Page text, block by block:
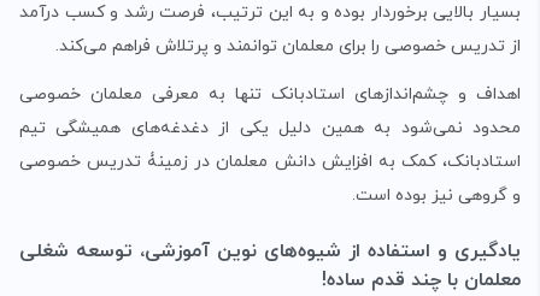
بسیار بالایی برخوردار بوده و به این ترتیب، فرصت رشد و کسب درآمد
از تدریس خصوصی را برای معلمان توانمند و پرتلاش فراهم می‌کند.
اهداف و چشم‌اندازهای استادبانک تنها به معرفی معلمان خصوصی
محدود نمی‌شود به همین دلیل یکی از دغدغه‌های همیشگی تیم
استادبانک، کمک به افزایش دانش معلمان در زمینۀ تدریس خصوصی
و گروهی نیز بوده است.
یادگیری و استفاده از شیوه‌های نوین آموزشی، توسعه شغلی
معلمان با چند قدم ساده!